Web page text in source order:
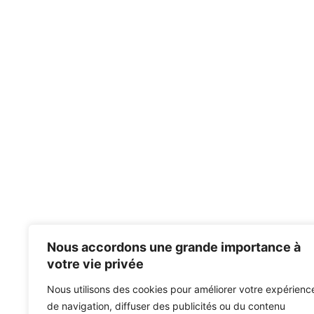
Nous accordons une grande importance à
votre vie privée
Nous utilisons des cookies pour améliorer votre
de navigation, diffuser des publicités ou du contenu